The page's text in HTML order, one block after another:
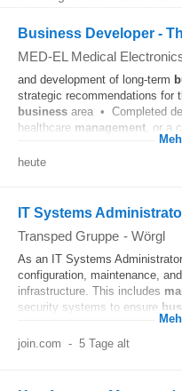
Business Developer -
MED-EL Medical
and development of long-term
strategic recommendations for
business area • Completed
healthcare management , or a
heute
IT Systems
Transped Gruppe - Wörgl
As an IT Systems
configuration, maintenance,
infrastructure. This includes
security systems to ensure
join.com - 5 Tage alt